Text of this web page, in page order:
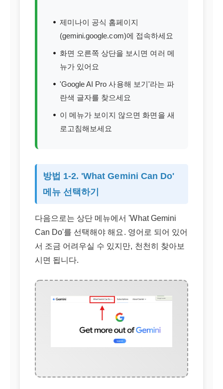
제미나이 공식 홈페이지
(gemini.google.com)에 접속하세요
화면 오른쪽 상단을 보시면 여러 메
뉴가 있어요
'Google AI Pro 사용해 보기'라는 파
란색 글자를 찾으세요
이 메뉴가 보이지 않으면 화면을 새
로고침해보세요
방법 1-2. 'What Gemini Can Do'
메뉴 선택하기
다음으로는 상단 메뉴에서 'What Gemini
Can Do'를 선택해야 해요. 영어로 되어 있어
서 조금 어려우실 수 있지만, 천천히 찾아보
시면 됩니다.